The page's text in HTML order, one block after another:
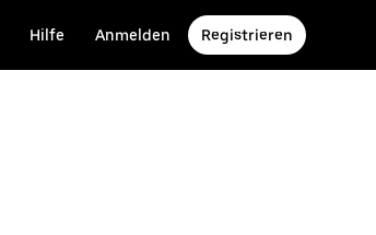
Hilfe Anmelden Registrieren